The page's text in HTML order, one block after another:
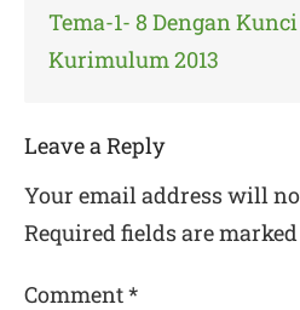
Tema-1- 8 Dengan
Kurimulum 2013
Leave a Reply
Your email address will
Required fields are marked
Comment*